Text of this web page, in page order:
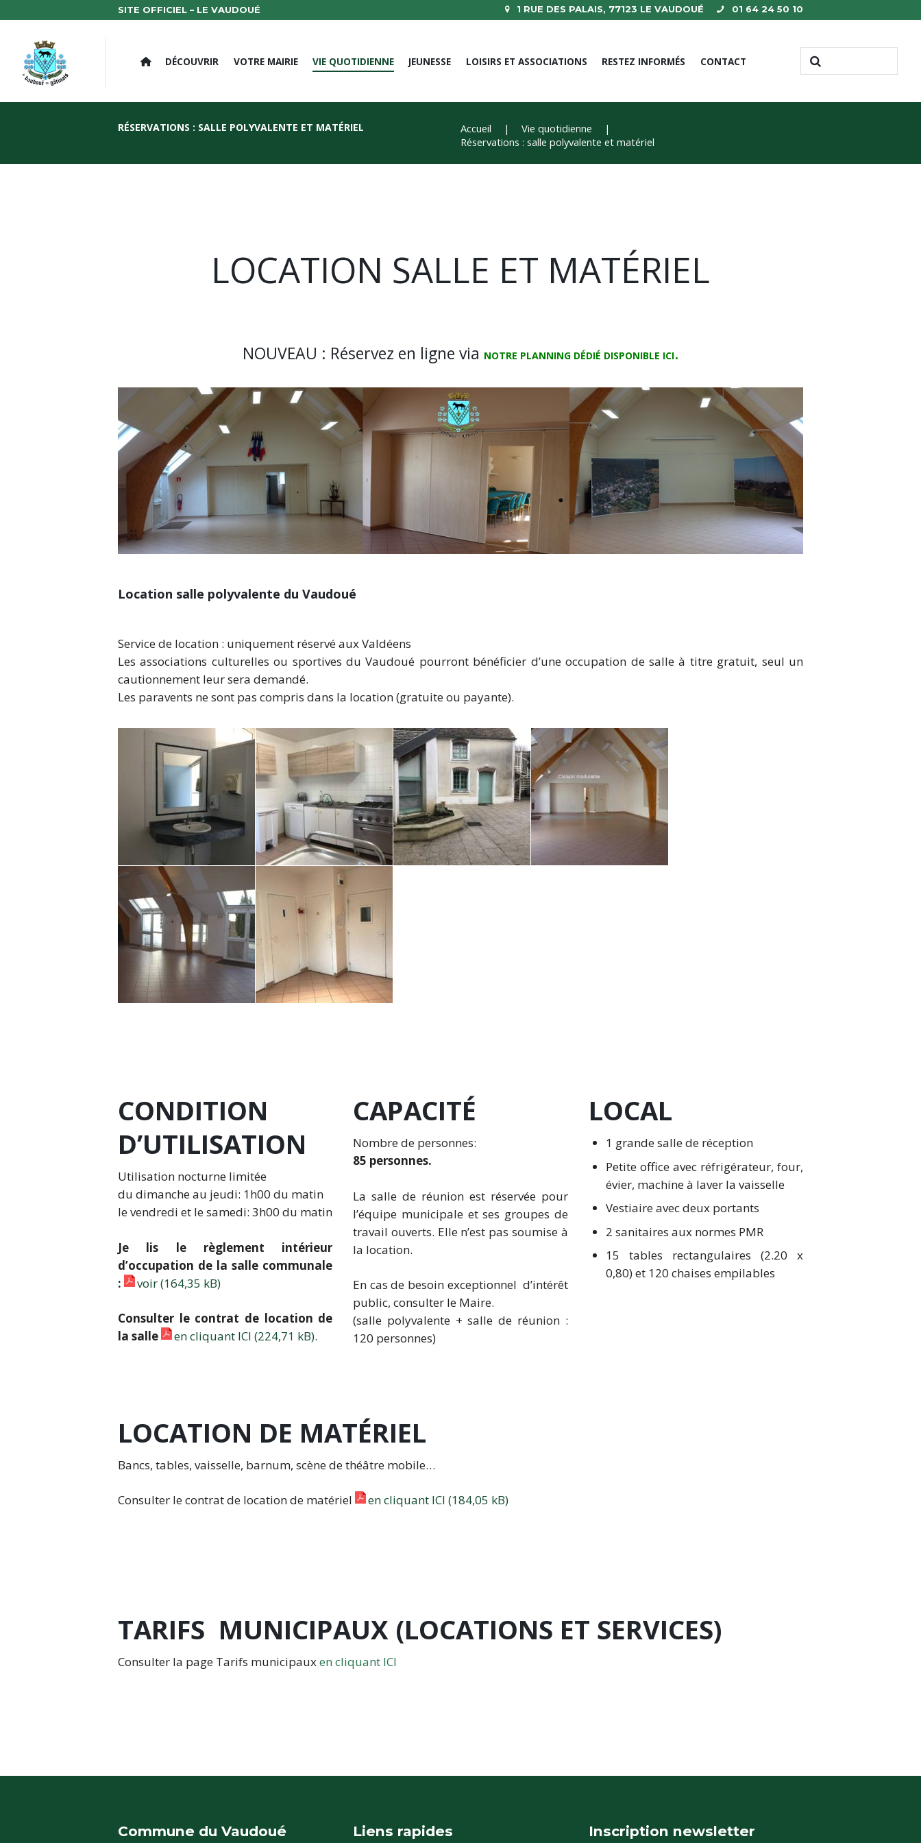
SITE OFFICIEL – LE VAUDOUÉ 1 RUE DES PALAIS, 77123 LE VAUDOUÉ 01 64 24 50 10
DÉCOUVRIR VOTRE MAIRIE VIE QUOTIDIENNE JEUNESSE LOISIRS ET ASSOCIATIONS RESTEZ INFORMÉS CONTACT
RÉSERVATIONS : SALLE POLYVALENTE ET MATÉRIEL Accueil
Vie quotidienne
Réservations : salle polyvalente et matériel
LOCATION SALLE ET MATÉRIEL
NOUVEAU : Réservez en ligne via NOTRE PLANNING DÉDIÉ DISPONIBLE ICI.
Location salle polyvalente du Vaudoué
Service de location : uniquement réservé aux Valdéens
Les associations culturelles ou sportives du Vaudoué pourront bénéficier d’une occupation de salle à titre gratuit, seul un
cautionnement leur sera demandé.
Les paravents ne sont pas compris dans la location (gratuite ou payante).
CONDITION
D’UTILISATION
Utilisation nocturne limitée
du dimanche au jeudi: 1h00 du matin
le vendredi et le samedi: 3h00 du matin
Je lis le règlement intérieur
d’occupation de la salle communale
:
voir
Consulter le contrat de location de
la salle
en cliquant ICI .
CAPACITÉ
Nombre de personnes:
85 personnes.
La salle de réunion est réservée pour
l’équipe municipale et ses groupes de
travail ouverts. Elle n’est pas soumise à
la location.
En cas de besoin exceptionnel d’intérêt
public, consulter le Maire.
(salle polyvalente + salle de réunion :
120 personnes)
LOCAL
1 grande salle de réception
Petite office avec réfrigérateur, four,
évier, machine à laver la vaisselle
Vestiaire avec deux portants
2 sanitaires aux normes PMR
15 tables rectangulaires (2.20 x
0,80) et 120 chaises empilables
LOCATION DE MATÉRIEL
Bancs, tables, vaisselle, barnum, scène de théâtre mobile…
Consulter le contrat de location de matériel en cliquant ICI
TARIFS MUNICIPAUX (LOCATIONS ET SERVICES)
Consulter la page Tarifs municipauxen cliquant ICI
Commune du Vaudoué Liens rapides Inscription newsletter